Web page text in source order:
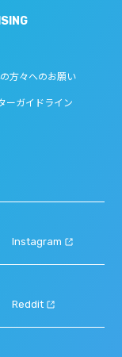
方々へのお願い
ーガイドライン
Instagram
Reddit